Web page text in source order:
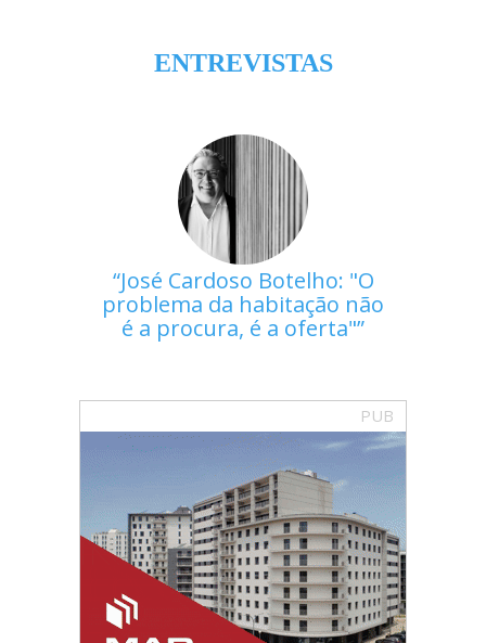
ENTREVISTAS
José Cardoso Botelho: "O
problema da habitação não
é a procura, é a oferta"
PUB